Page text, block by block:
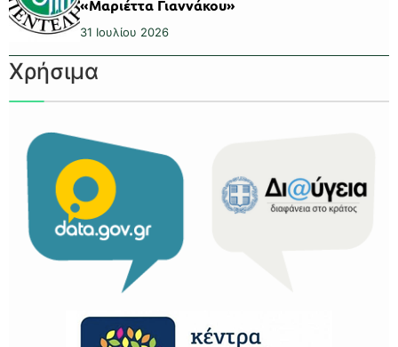
«Μαριέττα Γιαννάκου»
31 Ιουλίου 2026
Χρήσιμα